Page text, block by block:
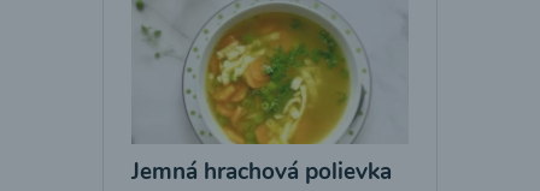
Jemná hrachová polievka